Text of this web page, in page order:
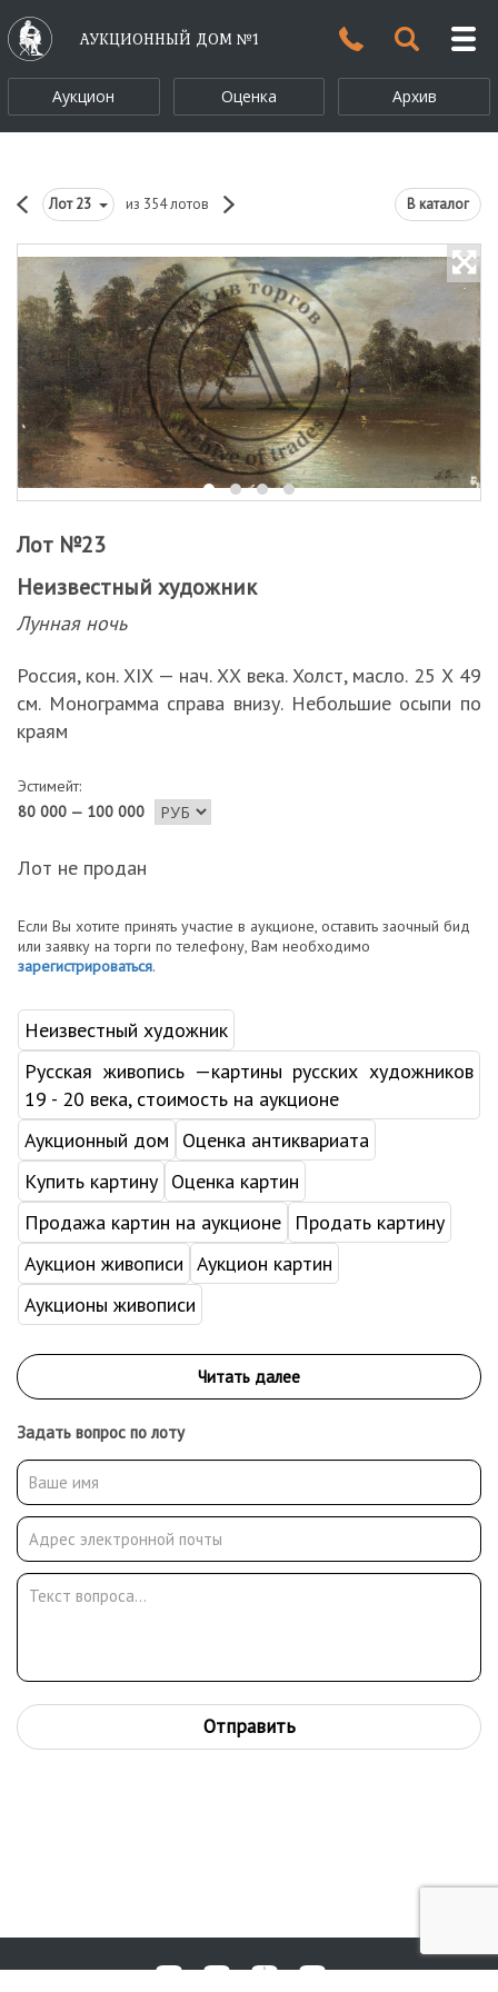
АУКЦИОННЫЙ ДОМ №1
Аукцион Оценка Архив
Лот23 из 354 лотов В каталог
Лот №23
Неизвестный художник
Лунная ночь
Россия, кон. XIX — нач. ХХ века. Холст, масло. 25 Х 49
см. Монограмма справа внизу. Небольшие осыпи по
краям
Эстимейт:
80 000 — 100 000
Лот не продан
Если Вы хотите принять участие в аукционе, оставить заочный бид
или заявку на торги по телефону, Вам необходимо
зарегистрироваться.
Неизвестный художник
Русская живопись —картины русских художников
19 - 20 века, стоимость на аукционе
Аукционный дом
Оценка антиквариата
Купить картину Оценка картин
Продажа картин на аукционе
Продать картину
Аукцион живописи Аукцион картин
Аукционы живописи
Задать вопрос по лоту
Отправить